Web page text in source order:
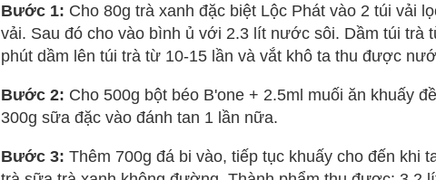
Bước 1: Cho 80g trà xanh đặc biệt Lộc Phát vào 2 túi vải
vải. Sau đó cho vào bình ủ với 2.3 lít nước sôi. Dầm túi trà
phút dầm lên túi trà từ 10-15 lần và vắt khô ta thu được
Bước 2: Cho 500g bột béo B'one + 2.5ml muối ăn khuấy
300g sữa đặc vào đánh tan 1 lần nữa.
Bước 3: Thêm 700g đá bi vào, tiếp tục khuấy cho đến khi